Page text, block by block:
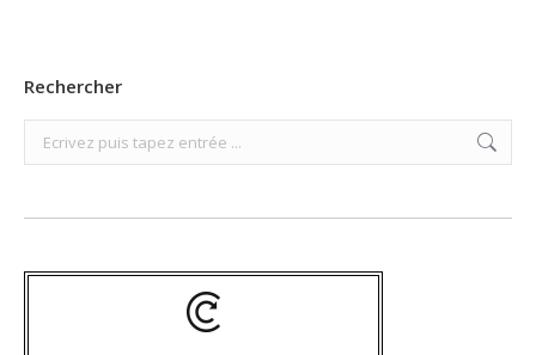
Rechercher
Search: